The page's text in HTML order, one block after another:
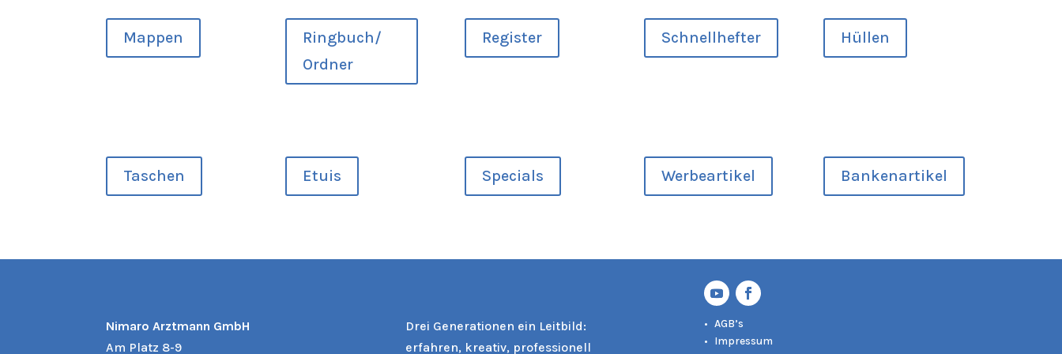
Mappen
Ringbuch/
Ordner
Register Schnellhefter Hüllen
Taschen Etuis Specials Werbeartikel Bankenartikel
Nimaro Arztmann GmbH
Am Platz 8-9
Drei Generationen ein Leitbild:
erfahren, kreativ, professionell
AGB’s
Impressum